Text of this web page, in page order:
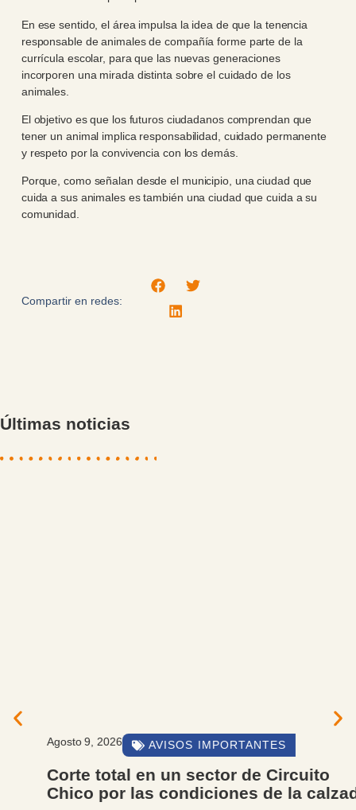
En ese sentido, el área impulsa la idea de que la tenencia
responsable de animales de compañía forme parte de la
currícula escolar, para que las nuevas generaciones
incorporen una mirada distinta sobre el cuidado de los
animales.
El objetivo es que los futuros ciudadanos comprendan que
tener un animal implica responsabilidad, cuidado permanente
y respeto por la convivencia con los demás.
Porque, como señalan desde el municipio, una ciudad que
cuida a sus animales es también una ciudad que cuida a su
comunidad.
Compartir en redes:
Últimas noticias
Agosto 9, 2026 AVISOS IMPORTANTES
Corte total en un sector de Circuito
Chico por las condiciones de la calzada